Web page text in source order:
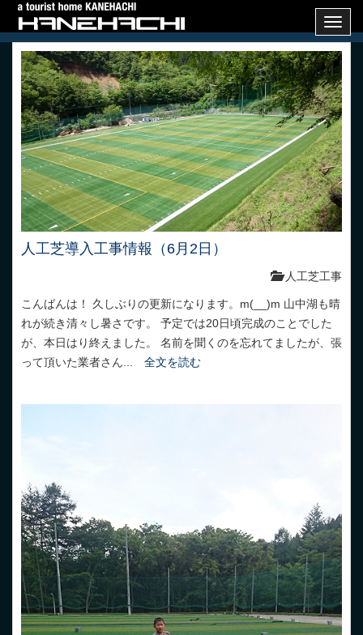
人工芝導入工事情報（6月2日）
人工芝工事
こんばんは！ 久しぶりの更新になります。m(__)m 山中湖も晴
れが続き清々し暑さです。 予定では20日頃完成のことでした
が、本日はり終えました。 名前を聞くのを忘れてましたが、張
って頂いた業者さん... 全文を読む